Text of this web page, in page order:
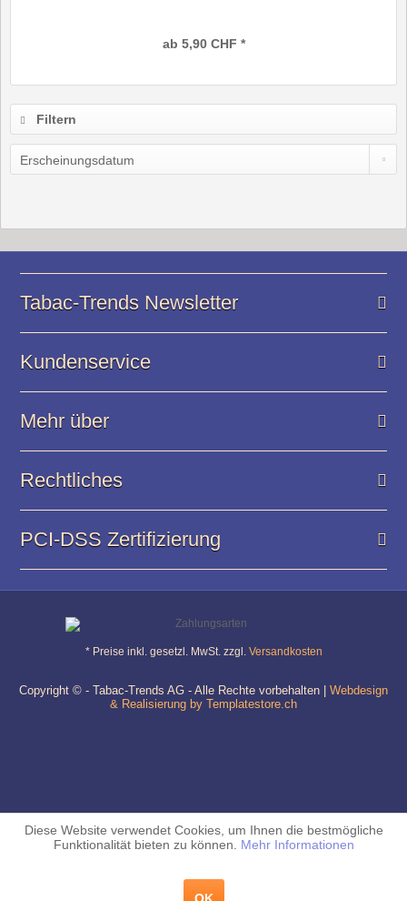
ab 5,90 CHF *
Filtern
Tabac-Trends Newsletter
Kundenservice
Mehr über
Rechtliches
PCI-DSS Zertifizierung
* Preise inkl. gesetzl. MwSt. zzgl. Versandkosten
Copyright © - Tabac-Trends AG - Alle Rechte vorbehalten | Webdesign
& Realisierung by Templatestore.ch
Diese Website verwendet Cookies, um Ihnen die bestmögliche
Funktionalität bieten zu können. Mehr Informationen